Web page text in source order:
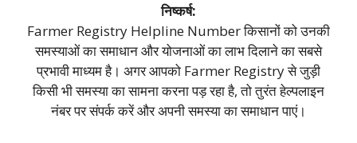
निष्कर्ष:
Farmer Registry Helpline Number किसानों को उनकी
समस्याओं का समाधान और योजनाओं का लाभ दिलाने का सबसे
प्रभावी माध्यम है। अगर आपको Farmer Registry से जुड़ी
किसी भी समस्या का सामना करना पड़ रहा है, तो तुरंत हेल्पलाइन
नंबर पर संपर्क करें और अपनी समस्या का समाधान पाएं।